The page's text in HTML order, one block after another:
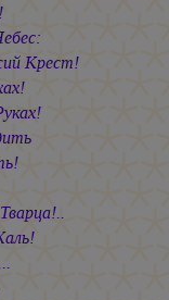
Крест!